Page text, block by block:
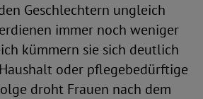
Geschlechtern ungleich
immer noch weniger
kümmern sie sich deutlich
oder pflegebedürftige
droht Frauen nach dem